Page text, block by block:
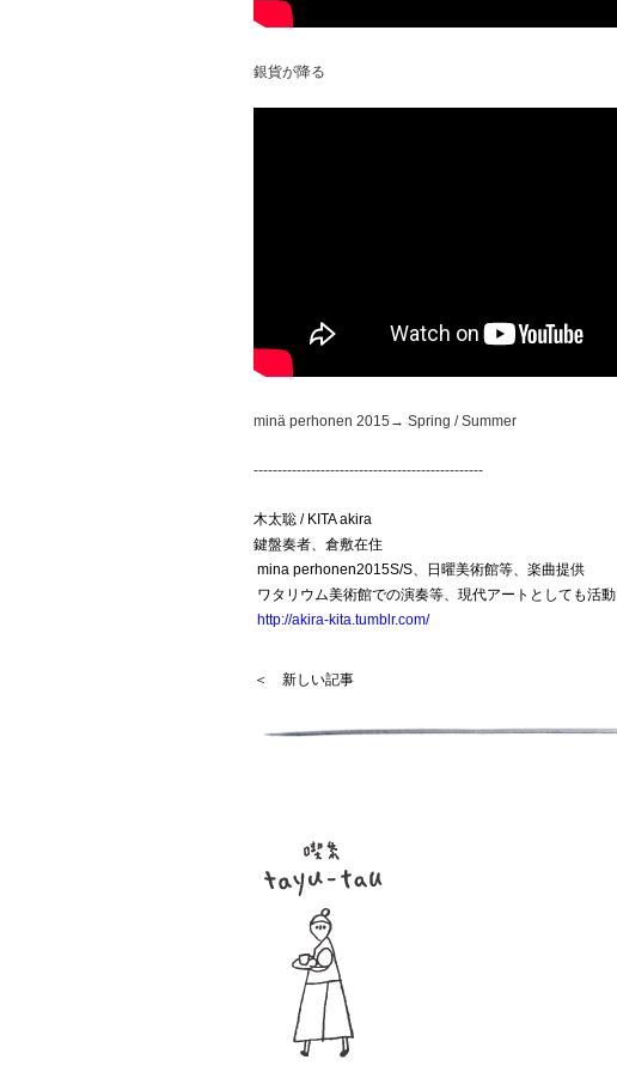
銀貨が降る
minä perhonen 2015→ Spring / Summer
------------------------------------------------
木太聡 / KITA akira
鍵盤奏者、倉敷在住
mina perhonen2015S/S、日曜美術館等、楽曲提供
ワタリウム美術館での演奏等、現代アートとしても活動
http://akira-kita.tumblr.com/
＜ 新しい記事